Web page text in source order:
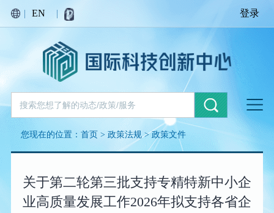
| EN | 登录
您现在的位置：首页 >政策法规>政策文件
关于第二轮第三批支持专精特新中小企
业高质量发展工作2026年拟支持各省企